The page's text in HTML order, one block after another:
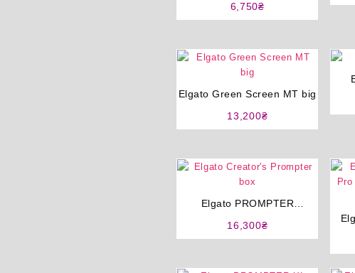
програмована педаль під
6,750₴
Elgato Green Screen MT big
13,200₴
Elgato PROMPTER
екраном 9″
16,300₴